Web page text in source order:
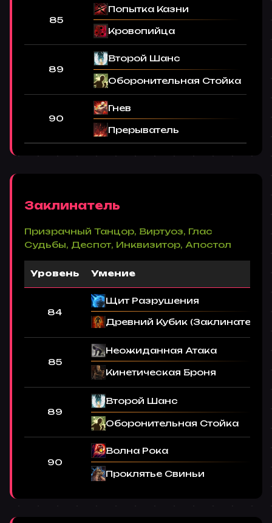
85
Попытка Казни
Кровопийца
89
Второй Шанс
Оборонительная Стойка
90
Гнев
Прерыватель
Заклинатель
Призрачный Танцор, Виртуоз, Глас
Судьбы, Деспот, Инквизитор, Апостол
Уровень Умение
84
Щит Разрушения
Древний Кубик (Заклинатель)
85
Неожиданная Атака
Кинетическая Броня
89
Второй Шанс
Оборонительная Стойка
90
Волна Рока
Проклятье Свиньи